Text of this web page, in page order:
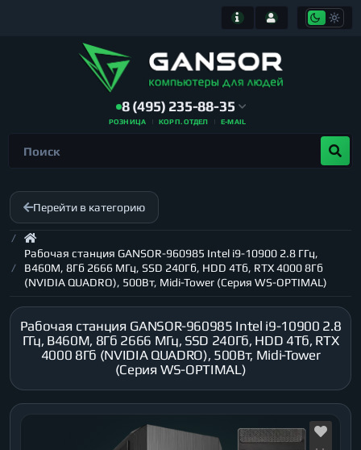
8 (495) 235-88-35
РОЗНИЦА КОРП. ОТДЕЛ E-MAIL
Перейти в категорию
Рабочая станция GANSOR-960985 Intel i9-10900 2.8 ГГц,
B460M, 8Гб 2666 МГц, SSD 240Гб, HDD 4Тб, RTX 4000 8Гб
(NVIDIA QUADRO), 500Вт, Midi-Tower (Серия WS-OPTIMAL)
Рабочая станция GANSOR-960985 Intel i9-10900 2.8
ГГц, B460M, 8Гб 2666 МГц, SSD 240Гб, HDD 4Тб, RTX
4000 8Гб (NVIDIA QUADRO), 500Вт, Midi-Tower
(Серия WS-OPTIMAL)